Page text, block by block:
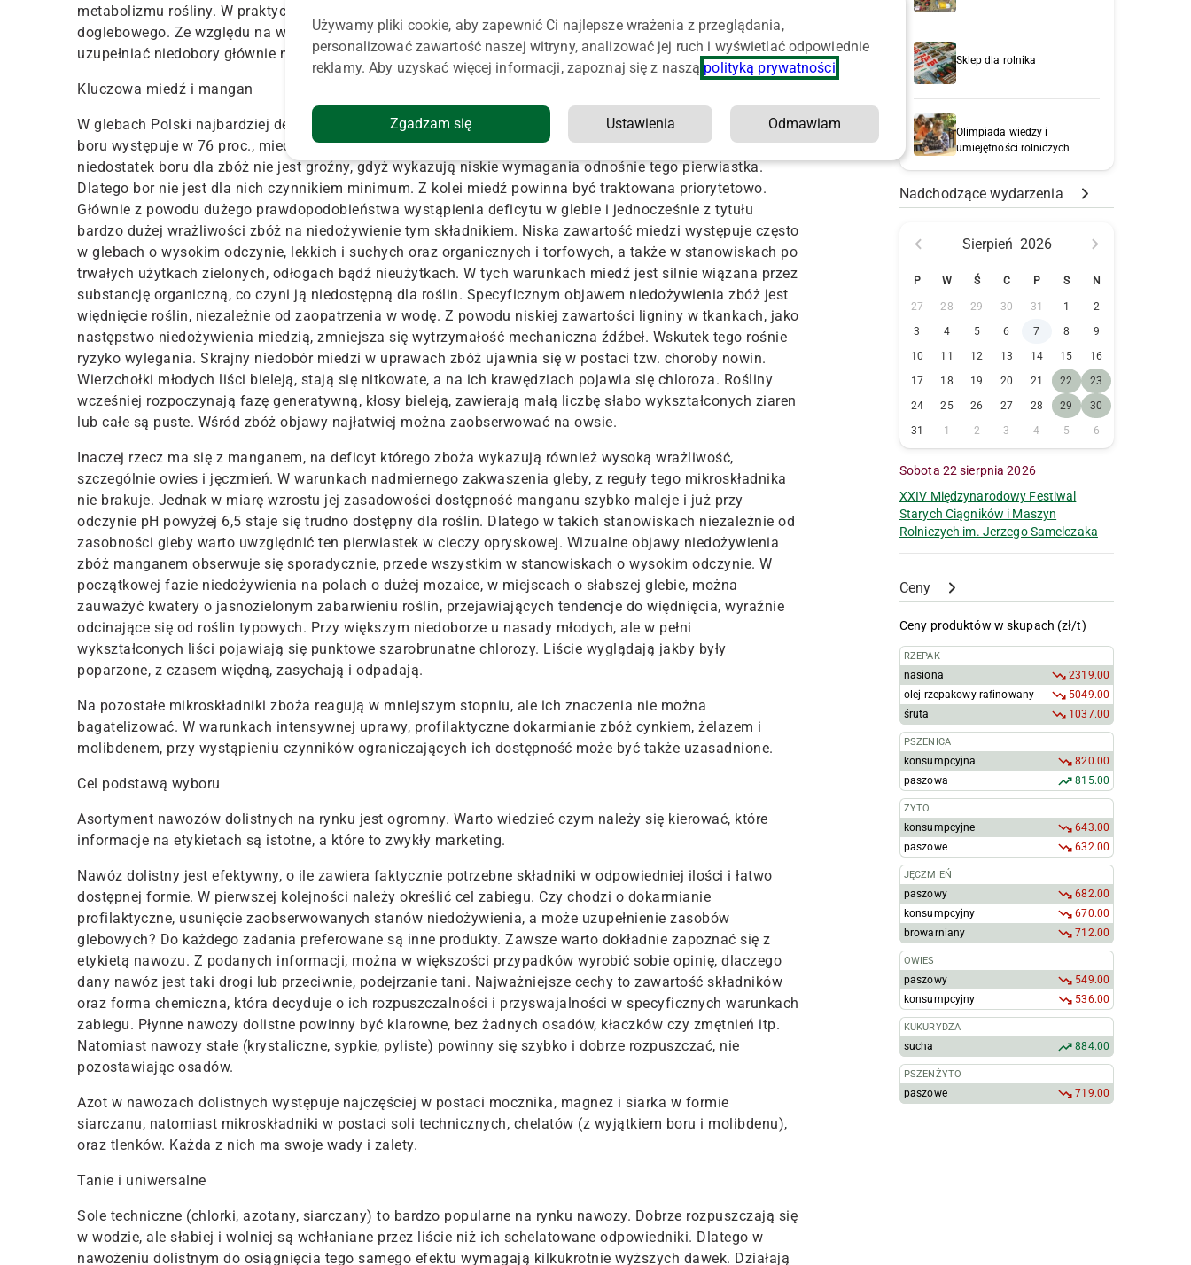
metabolizmu rośliny. W praktyce dokarmianie dolistne należy traktować jako uzupełnienie nawożenia
doglebowego. Ze względu na wielkość wymagań pokarmowych roślin, tą drogą można skutecznie
uzupełniać niedobory głównie mikroskładników.
Kluczowa miedź i mangan
W glebach Polski najbardziej deficytowymi mikroskładnikami są: bor, miedź oraz molibden. Niska zawartość
boru występuje w 76 proc., miedzi w 35 proc., a molibdenu 20 proc. użytków rolnych. Umiarkowany
niedostatek boru dla zbóż nie jest groźny, gdyż wykazują niskie wymagania odnośnie tego pierwiastka.
Dlatego bor nie jest dla nich czynnikiem minimum. Z kolei miedź powinna być traktowana priorytetowo.
Głównie z powodu dużego prawdopodobieństwa wystąpienia deficytu w glebie i jednocześnie z tytułu
bardzo dużej wrażliwości zbóż na niedożywienie tym składnikiem. Niska zawartość miedzi występuje często
w glebach o wysokim odczynie, lekkich i suchych oraz organicznych i torfowych, a także w stanowiskach po
trwałych użytkach zielonych, odłogach bądź nieużytkach. W tych warunkach miedź jest silnie wiązana przez
substancję organiczną, co czyni ją niedostępną dla roślin. Specyficznym objawem niedożywienia zbóż jest
więdnięcie roślin, niezależnie od zaopatrzenia w wodę. Z powodu niskiej zawartości ligniny w tkankach, jako
następstwo niedożywienia miedzią, zmniejsza się wytrzymałość mechaniczna źdźbeł. Wskutek tego rośnie
ryzyko wylegania. Skrajny niedobór miedzi w uprawach zbóż ujawnia się w postaci tzw. choroby nowin.
Wierzchołki młodych liści bieleją, stają się nitkowate, a na ich krawędziach pojawia się chloroza. Rośliny
wcześniej rozpoczynają fazę generatywną, kłosy bieleją, zawierają małą liczbę słabo wykształconych ziaren
lub całe są puste. Wśród zbóż objawy najłatwiej można zaobserwować na owsie.
Inaczej rzecz ma się z manganem, na deficyt którego zboża wykazują również wysoką wrażliwość,
szczególnie owies i jęczmień. W warunkach nadmiernego zakwaszenia gleby, z reguły tego mikroskładnika
nie brakuje. Jednak w miarę wzrostu jej zasadowości dostępność manganu szybko maleje i już przy
odczynie pH powyżej 6,5 staje się trudno dostępny dla roślin. Dlatego w takich stanowiskach niezależnie od
zasobności gleby warto uwzględnić ten pierwiastek w cieczy opryskowej. Wizualne objawy niedożywienia
zbóż manganem obserwuje się sporadycznie, przede wszystkim w stanowiskach o wysokim odczynie. W
początkowej fazie niedożywienia na polach o dużej mozaice, w miejscach o słabszej glebie, można
zauważyć kwatery o jasnozielonym zabarwieniu roślin, przejawiających tendencje do więdnięcia, wyraźnie
odcinające się od roślin typowych. Przy większym niedoborze u nasady młodych, ale w pełni
wykształconych liści pojawiają się punktowe szarobrunatne chlorozy. Liście wyglądają jakby były
poparzone, z czasem więdną, zasychają i odpadają.
Na pozostałe mikroskładniki zboża reagują w mniejszym stopniu, ale ich znaczenia nie można
bagatelizować. W warunkach intensywnej uprawy, profilaktyczne dokarmianie zbóż cynkiem, żelazem i
molibdenem, przy wystąpieniu czynników ograniczających ich dostępność może być także uzasadnione.
Cel podstawą wyboru
Asortyment nawozów dolistnych na rynku jest ogromny. Warto wiedzieć czym należy się kierować, które
informacje na etykietach są istotne, a które to zwykły marketing.
Nawóz dolistny jest efektywny, o ile zawiera faktycznie potrzebne składniki w odpowiedniej ilości i łatwo
dostępnej formie. W pierwszej kolejności należy określić cel zabiegu. Czy chodzi o dokarmianie
profilaktyczne, usunięcie zaobserwowanych stanów niedożywienia, a może uzupełnienie zasobów
glebowych? Do każdego zadania preferowane są inne produkty. Zawsze warto dokładnie zapoznać się z
etykietą nawozu. Z podanych informacji, można w większości przypadków wyrobić sobie opinię, dlaczego
dany nawóz jest taki drogi lub przeciwnie, podejrzanie tani. Najważniejsze cechy to zawartość składników
oraz forma chemiczna, która decyduje o ich rozpuszczalności i przyswajalności w specyficznych warunkach
zabiegu. Płynne nawozy dolistne powinny być klarowne, bez żadnych osadów, kłaczków czy zmętnień itp.
Natomiast nawozy stałe (krystaliczne, sypkie, pyliste) powinny się szybko i dobrze rozpuszczać, nie
pozostawiając osadów.
Azot w nawozach dolistnych występuje najczęściej w postaci mocznika, magnez i siarka w formie
siarczanu, natomiast mikroskładniki w postaci soli technicznych, chelatów (z wyjątkiem boru i molibdenu),
oraz tlenków. Każda z nich ma swoje wady i zalety.
Tanie i uniwersalne
Sole techniczne (chlorki, azotany, siarczany) to bardzo popularne na rynku nawozy. Dobrze rozpuszczają się
w wodzie, ale słabiej i wolniej są wchłaniane przez liście niż ich schelatowane odpowiedniki. Dlatego w
nawożeniu dolistnym do osiągnięcia tego samego efektu wymagają kilkukrotnie wyższych dawek. Działają
Sklep dla rolnika
Olimpiada wiedzy i
umiejętności rolniczych
Nadchodzące wydarzenia
Sierpień 2026
P W Ś C P S N
27 28 29 30 31 1
2
3
4 5 6 7 8
9
10
11 12 13 14 15
16
17
18 19 20 21 22
23
24
25 26 27 28 29
30
31
1 2 3 4 5 6
Sobota 22 sierpnia 2026
XXIV Międzynarodowy Festiwal
Starych Ciągników i Maszyn
Rolniczych im. Jerzego Samelczaka
Ceny
Ceny produktów w skupach (zł/t)
RZEPAK
nasiona
2319.00
olej rzepakowy rafinowany
5049.00
śruta
1037.00
PSZENICA
konsumpcyjna
820.00
paszowa
815.00
ŻYTO
konsumpcyjne
643.00
paszowe
632.00
JĘCZMIEŃ
paszowy
682.00
konsumpcyjny
670.00
browarniany
712.00
OWIES
paszowy
549.00
konsumpcyjny
536.00
KUKURYDZA
sucha 884.00
PSZENŻYTO
paszowe 719.00
Używamy pliki cookie, aby zapewnić Ci najlepsze wrażenia z przeglądania,
personalizować zawartość naszej witryny, analizować jej ruch i wyświetlać odpowiednie
reklamy. Aby uzyskać więcej informacji, zapoznaj się z naszą polityką prywatności
Zgadzam się Ustawienia Odmawiam